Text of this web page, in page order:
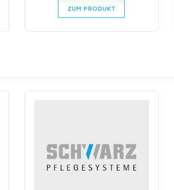
ZUM PRODUKT